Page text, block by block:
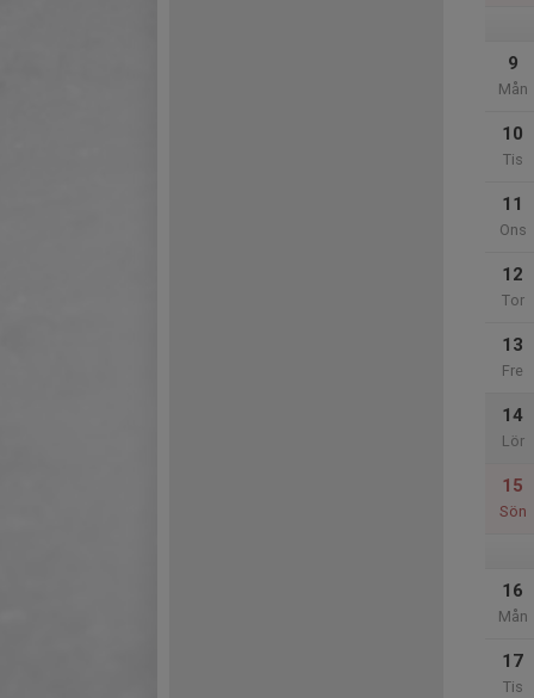
9
Mån
10
Tis
11
Ons
12
Tor
13
Fre
14
Lör
15
Sön
16
Mån
17
Tis